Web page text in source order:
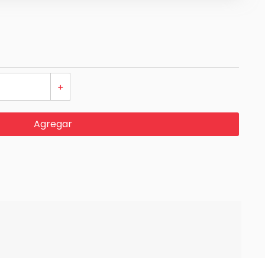
＋
Agregar